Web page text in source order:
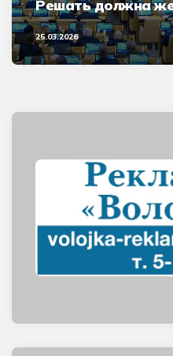
Решать должна
25.03.2026